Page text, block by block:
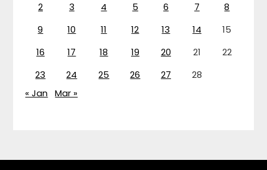
2
3 4 5 6 7
8
9
10 11 12 13 14
15
16
17 18 19 20 21
22
23
24 25 26 27
28
« Jan Mar »